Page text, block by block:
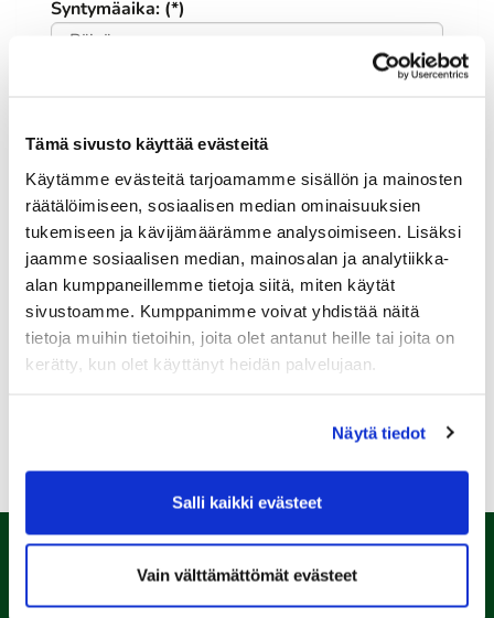
Tämä sivusto käyttää evästeitä
Käytämme evästeitä tarjoamamme sisällön ja mainosten
räätälöimiseen, sosiaalisen median ominaisuuksien
tukemiseen ja kävijämäärämme analysoimiseen. Lisäksi
jaamme sosiaalisen median, mainosalan ja analytiikka-
alan kumppaneillemme tietoja siitä, miten käytät
sivustoamme. Kumppanimme voivat yhdistää näitä
tietoja muihin tietoihin, joita olet antanut heille tai joita on
kerätty, kun olet käyttänyt heidän palvelujaan.
Näytä tiedot
Salli kaikki evästeet
Vain välttämättömät evästeet
Syntymäaika: (*)
Sukupuoli:
Rekisteröidy
Haluan tilata Kalafornia uutiskirjeen
Olen lukenuttietosuojaselosteenja hyväksyn
henkilötietojeni käsittelyn (*)